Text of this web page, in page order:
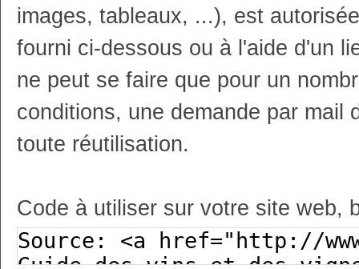
images, tableaux, ...), est
fourni ci-dessous ou à l'aide d'un
ne peut se faire que pour un
conditions, une demande par mail
toute réutilisation.
Code à utiliser sur votre site web,